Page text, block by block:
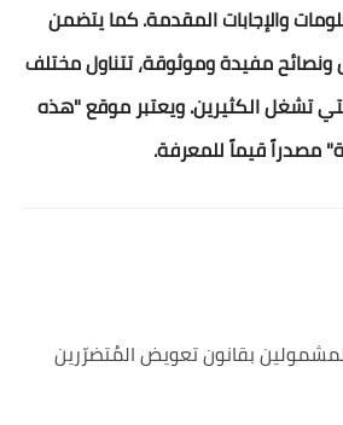
والإجابات المقدمة. كما يتضمن
مفيدة وموثوقة، تتناول مختلف
تشغل الكثيرين. ويعتبر موقع "هذه
مصدراً قيماً للمعرفة.
بقانون تعويض المُتضرّرين